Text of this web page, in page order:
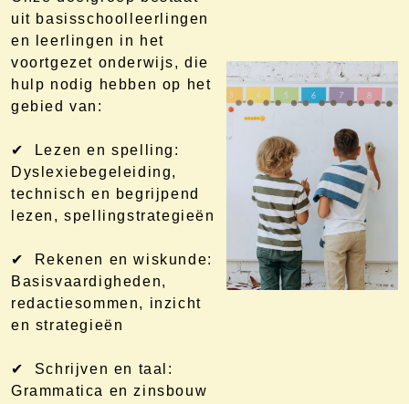
uit basisschoolleerlingen
en leerlingen in het
voortgezet onderwijs, die
hulp nodig hebben op het
gebied van:
✔ Lezen en spelling:
Dyslexiebegeleiding,
technisch en begrijpend
lezen, spellingstrategieën
✔ Rekenen en wiskunde:
Basisvaardigheden,
redactiesommen, inzicht
en strategieën
✔ Schrijven en taal:
Grammatica en zinsbouw